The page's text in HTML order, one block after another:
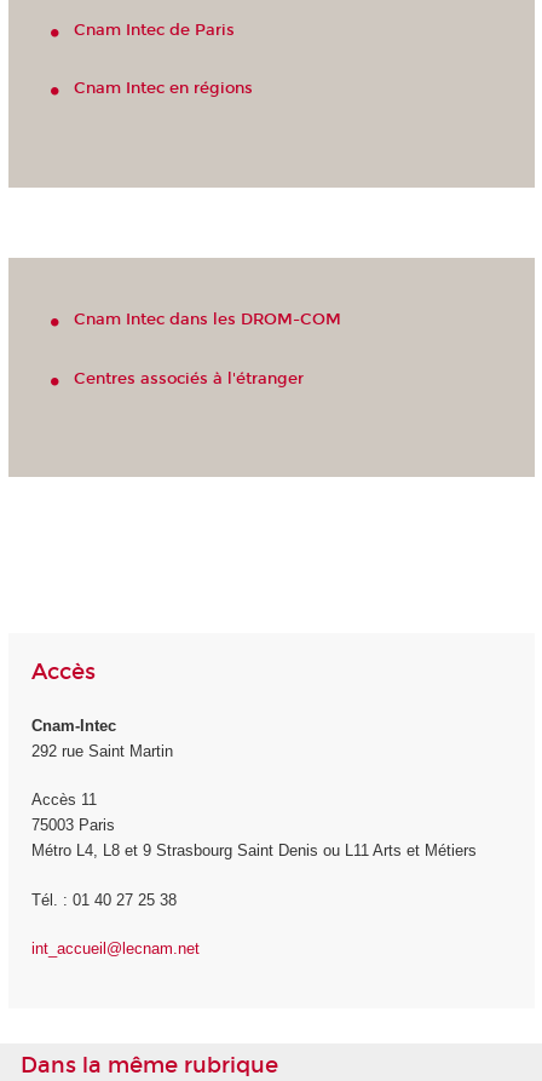
Cnam Intec de Paris
Cnam Intec en régions
Cnam Intec dans les DROM-COM
Centres associés à l'étranger
Accès
Cnam-Intec
292 rue Saint Martin
Accès 11
75003 Paris
Métro L4, L8 et 9 Strasbourg Saint Denis ou L11 Arts et Métiers
Tél. : 01 40 27 25 38
int_accueil@lecnam.net
Dans la même rubrique